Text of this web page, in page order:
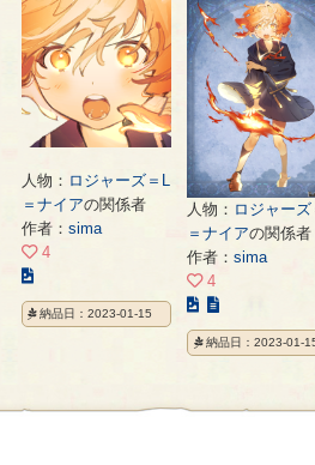
人物： ロジャーズ＝L
＝ナイアの関係者
作者： sima
4
の
イ
納品日：2023-01-15
人物： ロジャーズ
＝ナイアの関係者
作者：sima
4
の
イ
納品日：2023-01-